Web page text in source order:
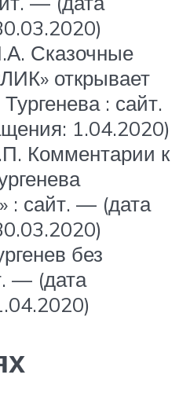
Сказочные
открывает
: сайт.
1.04.2020)
Комментарии к
: сайт. — (дата
без
— (дата